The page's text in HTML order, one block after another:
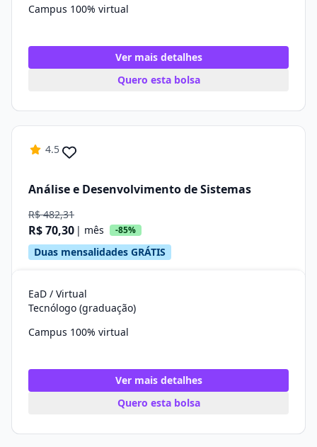
Campus 100% virtual
Ver mais detalhes
Quero esta bolsa
4.5
Análise e Desenvolvimento de Sistemas
R$ 482,31
R$ 70,30 | mês -85%
Duas mensalidades GRÁTIS
EaD / Virtual
Tecnólogo (graduação)
Campus 100% virtual
Ver mais detalhes
Quero esta bolsa